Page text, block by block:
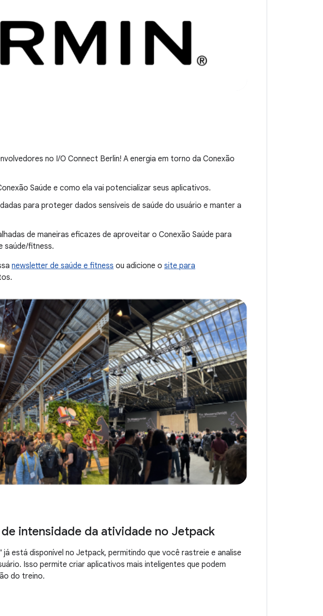
no I/O Connect Berlin! A energia em torno da Conexão
Saúde e como ela vai potencializar seus aplicativos.
para proteger dados sensíveis de saúde do usuário e manter a
de maneiras eficazes de aproveitar o Conexão Saúde para
saúde/fitness.
newsletter de saúde e fitness ou adicione o site para
intensidade da atividade no Jetpack
está disponível no Jetpack, permitindo que você rastreie e analise
Isso permite criar aplicativos mais inteligentes que podem
do treino.